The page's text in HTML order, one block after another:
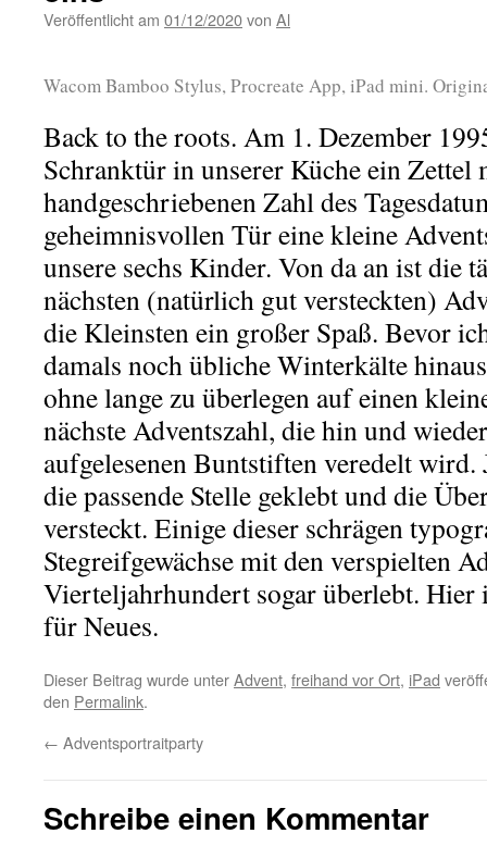
Veröffentlicht am 01/12/2020von Al
Wacom Bamboo Stylus, Procreate App, iPad mini.
Back to the roots. Am 1. Dezember
Schranktür in unserer Küche ein Zettel
handgeschriebenen Zahl des
geheimnisvollen Tür eine kleine
unsere sechs Kinder. Von da an ist die
nächsten (natürlich gut versteckten)
die Kleinsten ein großer Spaß. Bevor
damals noch übliche Winterkälte
ohne lange zu überlegen auf einen
nächste Adventszahl, die hin und
aufgelesenen Buntstiften veredelt wird.
die passende Stelle geklebt und die
versteckt. Einige dieser schrägen
Stegreifgewächse mit den verspielten
Vierteljahrhundert sogar überlebt. Hier
für Neues.
Dieser Beitrag wurde unterAdvent, freihand vor Ort, iPad
den Permalink.
← Adventsportraitparty
Schreibe einen Kommentar